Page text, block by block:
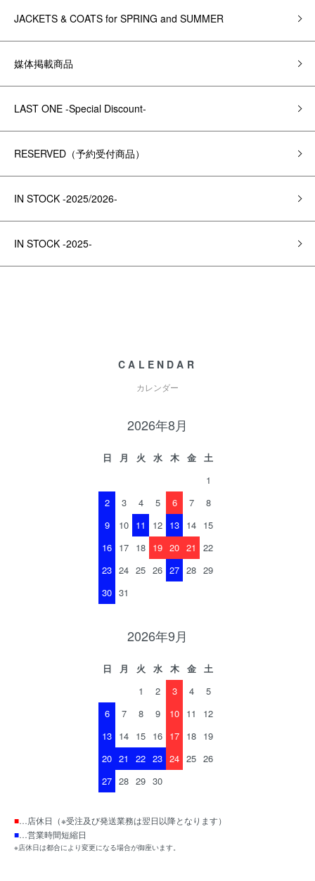
JACKETS & COATS for SPRING and SUMMER
媒体掲載商品
LAST ONE -Special Discount-
RESERVED（予約受付商品）
IN STOCK -2025/2026-
IN STOCK -2025-
CALENDAR
カレンダー
2026年8月
日 月 火 水 木 金
土
1
2
3 4 5 6 7
8
9
10 11 12 13 14 15
16 17 18 19 20 21
22
23 24 25 26 27 28 29
30 31
2026年9月
日 月 火 水 木 金
土
1
2 3 4
5
6
7 8 9 10 11
12
13 14 15 16 17 18 19
20 21 22 23 24 25 26
27 28 29 30
■…店休日（※受注及び発送業務は翌日以降となります）
■…営業時間短縮日
※店休日は都合により変更になる場合が御座います。